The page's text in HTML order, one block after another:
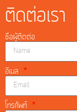
ติดต่อเรา
ชื่อผู้ติดต่อ
อีเมล
โทรศัพท์